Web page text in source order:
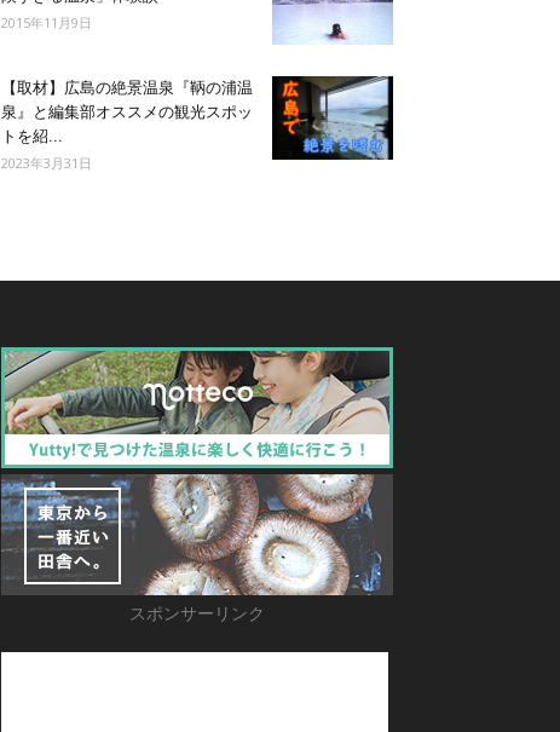
2015年11月9日
【取材】広島の絶景温泉『鞆の浦温
泉』と編集部オススメの観光スポッ
トを紹...
2023年3月31日
スポンサーリンク